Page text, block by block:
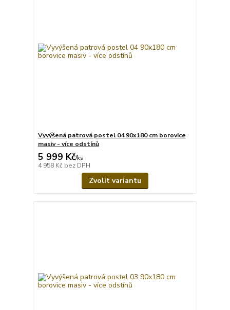
Vyvýšená patrová postel 04 90x180 cm borovice
masiv - více odstínů
5 999 Kč/ks
4 958 Kč bez DPH
Zvolit variantu